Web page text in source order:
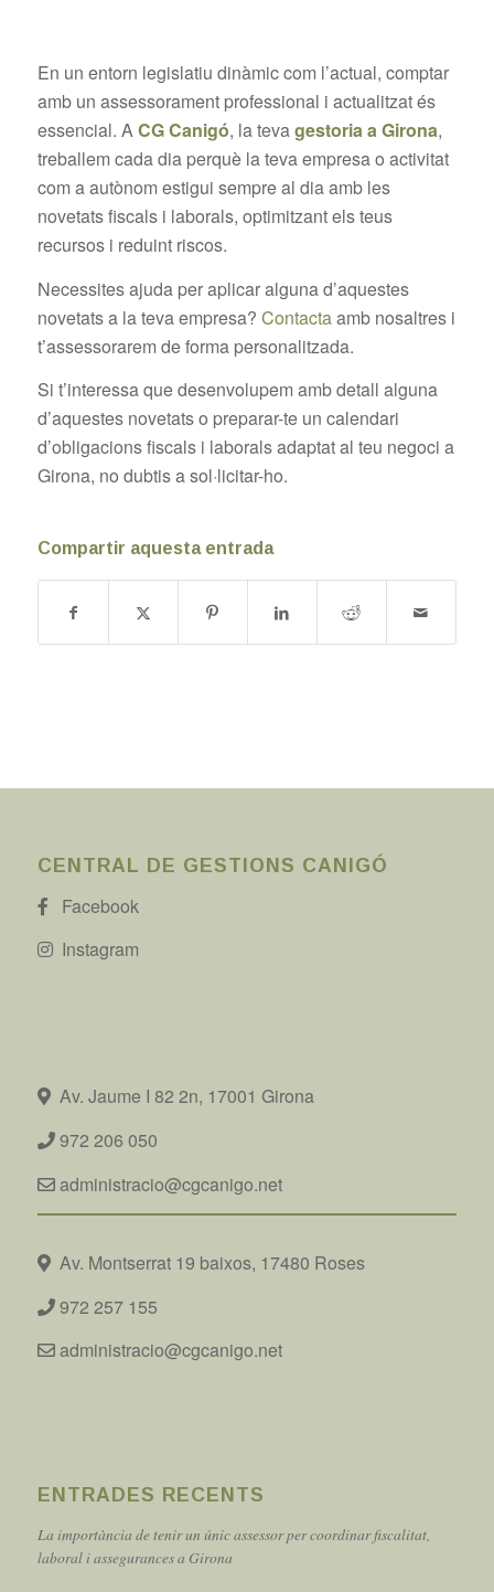
En un entorn legislatiu dinàmic com l’actual, comptar
amb un assessorament professional i actualitzat és
essencial. ACG Canigó, la tevagestoria a Girona,
treballem cada dia perquè la teva empresa o activitat
com a autònom estigui sempre al dia amb les
novetats fiscals i laborals, optimitzant els teus
recursos i reduint riscos.
Necessites ajuda per aplicar alguna d’aquestes
novetats a la teva empresa? Contactaamb nosaltres i
t’assessorarem de forma personalitzada.
Si t’interessa que desenvolupem amb detall alguna
d’aquestes novetats o preparar-te un calendari
d’obligacions fiscals i laborals adaptat al teu negoci a
Girona, no dubtis a sol·licitar-ho.
Compartir aquesta entrada
CENTRAL DE GESTIONS CANIGÓ
Facebook
Instagram
Av. Jaume I 82 2n, 17001 Girona
972 206 050
administracio@cgcanigo.net
Av. Montserrat 19 baixos, 17480 Roses
972 257 155
administracio@cgcanigo.net
ENTRADES RECENTS
La importància de tenir un únic assessor per coordinar fiscalitat,
laboral i assegurances a Girona